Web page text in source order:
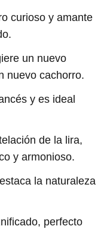
curioso y amante
un nuevo
nuevo cachorro.
y es ideal
de la lira,
y armonioso.
la naturaleza
perfecto